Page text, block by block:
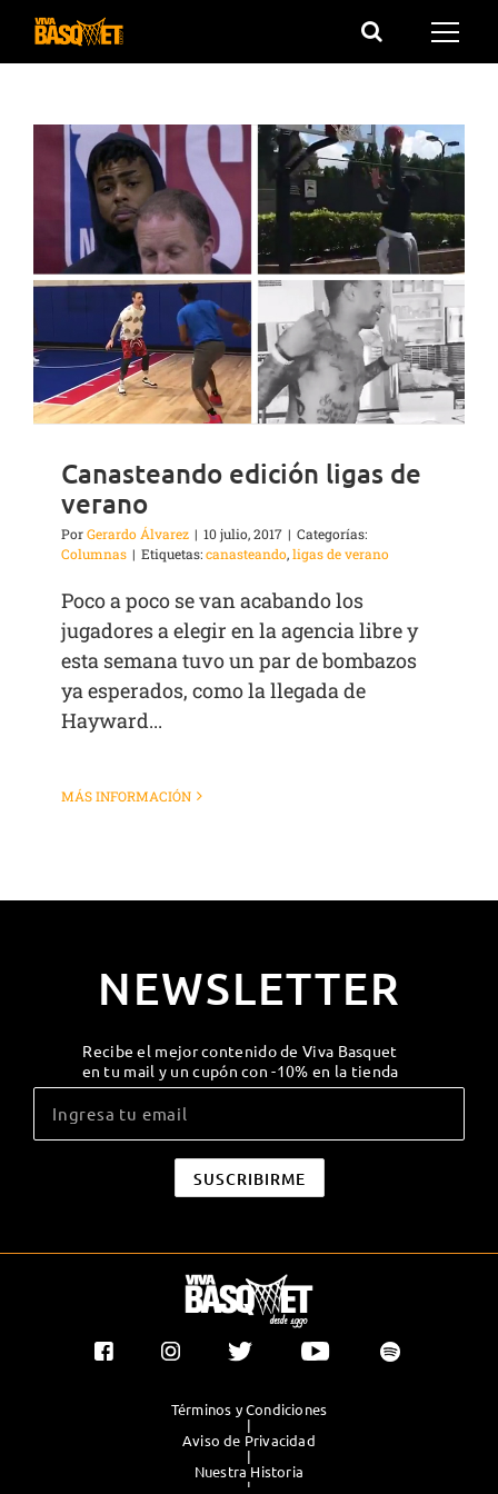
Saltar
Canasteando edición ligas de
verano
PorGerardo Álvarez | 10 julio, 2017 | Categorías:
Columnas | Etiquetas:canasteando,ligas de verano
Poco a poco se van acabando los
jugadores a elegir en la agencia libre y
esta semana tuvo un par de bombazos
ya esperados, como la llegada de
Hayward...
MÁS INFORMACIÓN
NEWSLETTER
Recibe el mejor contenido de Viva Basquet
en tu mail y un cupón con -10% en la tienda
Términos y Condiciones
|
Aviso de Privacidad
|
Nuestra Historia
|